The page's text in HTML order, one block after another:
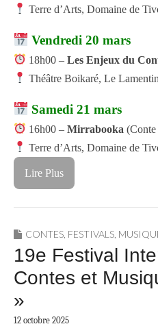
Terre d’Arts, Domaine de
Vendredi 20 mars
18h00 –Les Enjeux du
Théâtre Boikaré,Le Lamentin
Samedi 21 mars
16h00 –Mirrabooka (Conte
Terre d’Arts, Domaine de
Lire Plus
CONTES FESTIVALS
19e Festival
Contes et
»
12 octobre 2025